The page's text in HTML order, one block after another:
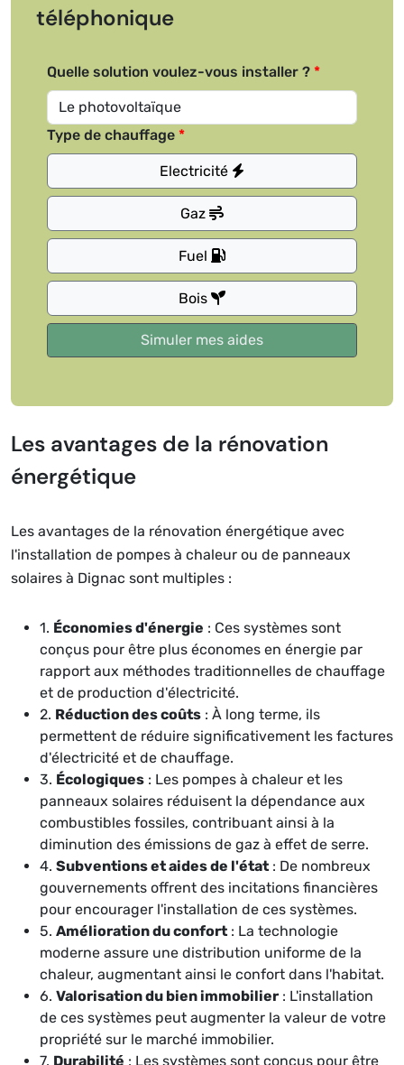
téléphonique
Quelle solution voulez-vous installer ?
Type de chauffage
Electricité
Gaz
Fuel
Bois
Les avantages de la rénovation
énergétique
Les avantages de la rénovation énergétique avec
l'installation de pompes à chaleur ou de panneaux
solaires à Dignac sont multiples :
1. Économies d'énergie : Ces systèmes sont
conçus pour être plus économes en énergie par
rapport aux méthodes traditionnelles de chauffage
et de production d'électricité.
2. Réduction des coûts : À long terme, ils
permettent de réduire significativement les factures
d'électricité et de chauffage.
3. Écologiques : Les pompes à chaleur et les
panneaux solaires réduisent la dépendance aux
combustibles fossiles, contribuant ainsi à la
diminution des émissions de gaz à effet de serre.
4. Subventions et aides de l'état : De nombreux
gouvernements offrent des incitations financières
pour encourager l'installation de ces systèmes.
5. Amélioration du confort : La technologie
moderne assure une distribution uniforme de la
chaleur, augmentant ainsi le confort dans l'habitat.
6. Valorisation du bien immobilier : L'installation
de ces systèmes peut augmenter la valeur de votre
propriété sur le marché immobilier.
7. Durabilité : Les systèmes sont conçus pour être